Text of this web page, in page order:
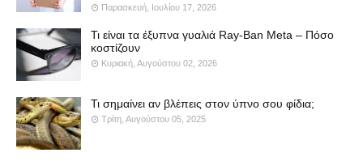
Παρασκευή, Ιουλίου 17, 2026
Τι είναι τα έξυπνα γυαλιά Ray-Ban Meta – Πόσο
κοστίζουν
Κυριακή, Αυγούστου 02, 2026
Τι σημαίνει αν βλέπεις στον ύπνο σου φίδια;
Τρίτη, Αυγούστου 05, 2025